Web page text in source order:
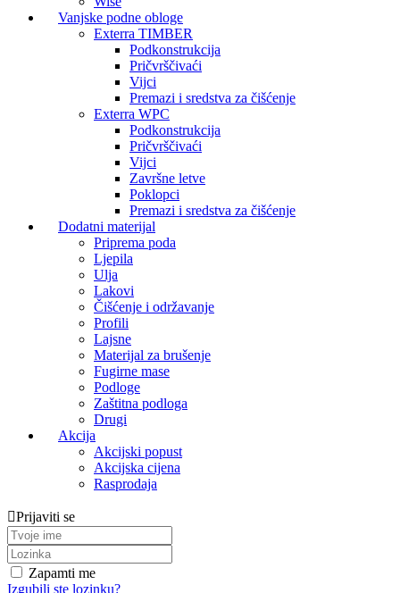
Vanjske podne obloge
Exterra TIMBER
Podkonstrukcija
Pričvrščivaći
Vijci
Premazi i sredstva za čišćenje
Exterra WPC
Podkonstrukcija
Pričvrščivaći
Vijci
Završne letve
Poklopci
Premazi i sredstva za čišćenje
Dodatni materijal
Priprema poda
Ljepila
Ulja
Lakovi
Čišćenje i održavanje
Profili
Lajsne
Materijal za brušenje
Fugirne mase
Podloge
Zaštitna podloga
Drugi
Akcija
Akcijski popust
Akcijska cijena
Rasprodaja
Prijaviti se
Zapamti me
Izgubili ste lozinku?